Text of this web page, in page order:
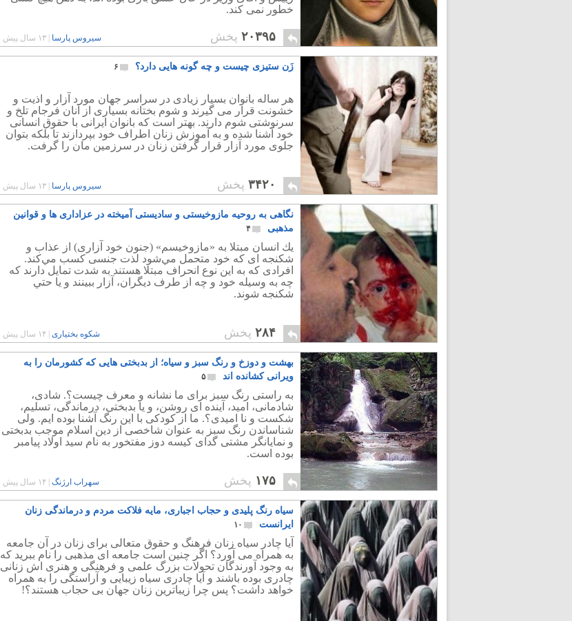
خطور نمی کند.
۲۰۳۹۵ پخش سیروس پارسا ۱۳ سال پیش
زَن ستیزی چیست و چه گونه هایی دارد؟ ۶
هر ساله بانوان بسیار زیادی در سراسر جهان مورد آزار و اذیت و
خشونت قرار می گیرند و شوم بختانه بسیاری از آنان فرجام تلخ و
سرنوشتی شوم دارند. بهتر است که بانوان ایرانی با حقوق انسانی
خود آشنا شده و به آموزش زنان اطراف خود بپردازند تا بلکه بتوان
جلوی مورد آزار قرار گرفتن زنان در سرزمین مان را گرفت.
۳۴۲۰ پخش سیروس پارسا ۱۳ سال پیش
نگاهی به روحیه مازوخیستی و سادیستی آمیخته در عزاداری ها و قوانین
مذهبی
۴
يك انسان مبتلا به «مازوخيسم» (جنون خود آزاری) از عذاب و
شكنجه‌‌ ای كه خود متحمل مي‌شود لذت جنسی كسب مي‌كند.
افرادی كه به اين نوع انحراف مبتلا هستند به شدت تمايل دارند كه
چه به وسيله‌ خود و چه از طرف ديگران، آزار ببينند و يا حتي
شكنجه شوند.
۲۸۴ پخش شکوه بختیاری ۱۴ سال پیش
بهشت و دوزخ و رنگ سبز و سیاه؛ از بدبختی هایی که کشورمان را به
ویرانی کشانده اند
۵
به راستی رنگ سبز برای ما نشانه و معرف چیست؟. شادی،
شادمانی، امید، آینده ای روشن، و یا بدبختی، درماندگی، تسلیم،
شکست و نا امیدی؟. ما از کودکی با این رنگ آشنا بوده ایم. ولی
شناساندن رنگ سبز به عنوان شاخصی از دین اسلام موجب بدبختی
و نمایانگر مشتی گدای کیسه دوز مفتخور به نام سید اولاد پیامبر
بوده است.
۱۷۵ پخش سهراب ارژنگ ۱۴ سال پیش
سیاه رنگ پلیدی و حجاب اجباری، مایه فلاکت مردم و درماندگی زنان
ایرانست
۱۰
آیا چادر سیاه زنان فرهنگ و حقوق متعالی برای زنان در آن جامعه
به همراه می آورد؟ اگر چنین است جامعه ای مذهبی را نام ببرید که
به وجود آورندگان تحولات بزرگ علمی و فرهنگی و هنری اش زنانی
چادری بوده باشند و آیا چادری سیاه زیبایی و آراستگی را به همراه
خواهد داشت؟ پس چرا زیباترین زنان جهان بی حجاب هستند؟!